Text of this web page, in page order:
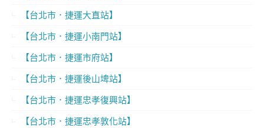
【台北市．捷運大直站】
【台北市．捷運小南門站】
【台北市．捷運市府站】
【台北市．捷運後山埤站】
【台北市．捷運忠孝復興站】
【台北市．捷運忠孝敦化站】